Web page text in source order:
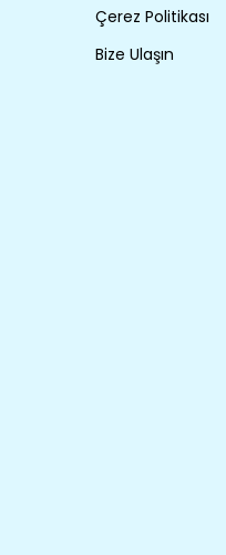
Çerez Politikası
Bize Ulaşın